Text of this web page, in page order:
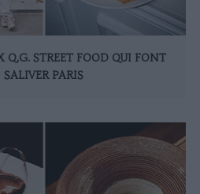
Q.G. STREET FOOD QUI FONT
SALIVER PARIS